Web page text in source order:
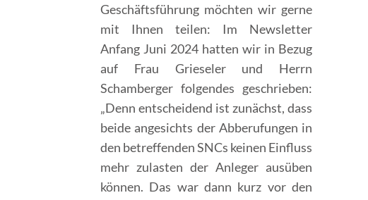
Geschäftsführung möchten wir gerne
mit Ihnen teilen: Im Newsletter
Anfang Juni 2024 hatten wir in Bezug
auf Frau Grieseler und Herrn
Schamberger folgendes geschrieben:
„Denn entscheidend ist zunächst, dass
beide angesichts der Abberufungen in
den betreffenden SNCs keinen Einfluss
mehr zulasten der Anleger ausüben
können. Das war dann kurz vor den